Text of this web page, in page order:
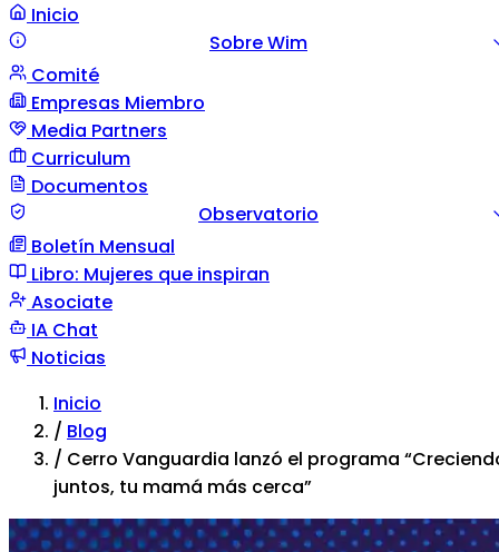
Inicio
Sobre Wim
Misión y Valores
Comité
Empresas Miembro
Media Partners
Curriculum
Documentos
Observatorio
Guía documentoComunicación de situación
violencia
Boletín Mensual
Libro: Mujeres que inspiran
Asociate
IA Chat
Noticias
Inicio
/ Blog
/ Cerro Vanguardia lanzó el programa
juntos, tu mamá más cerca”